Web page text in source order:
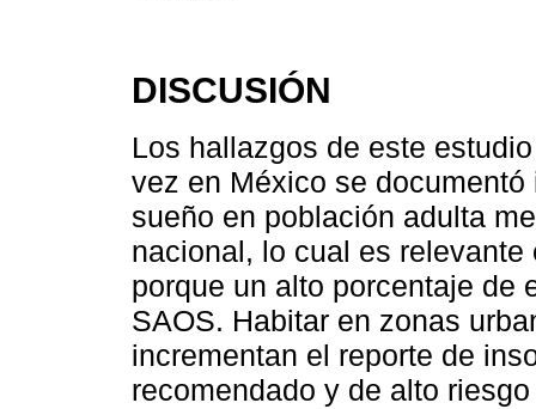
DISCUSIÓN
Los hallazgos de este
vez en México se
sueño en población adulta
nacional, lo cual es
porque un alto porcentaje de
SAOS. Habitar en zonas
incrementan el reporte de
recomendado y de alto